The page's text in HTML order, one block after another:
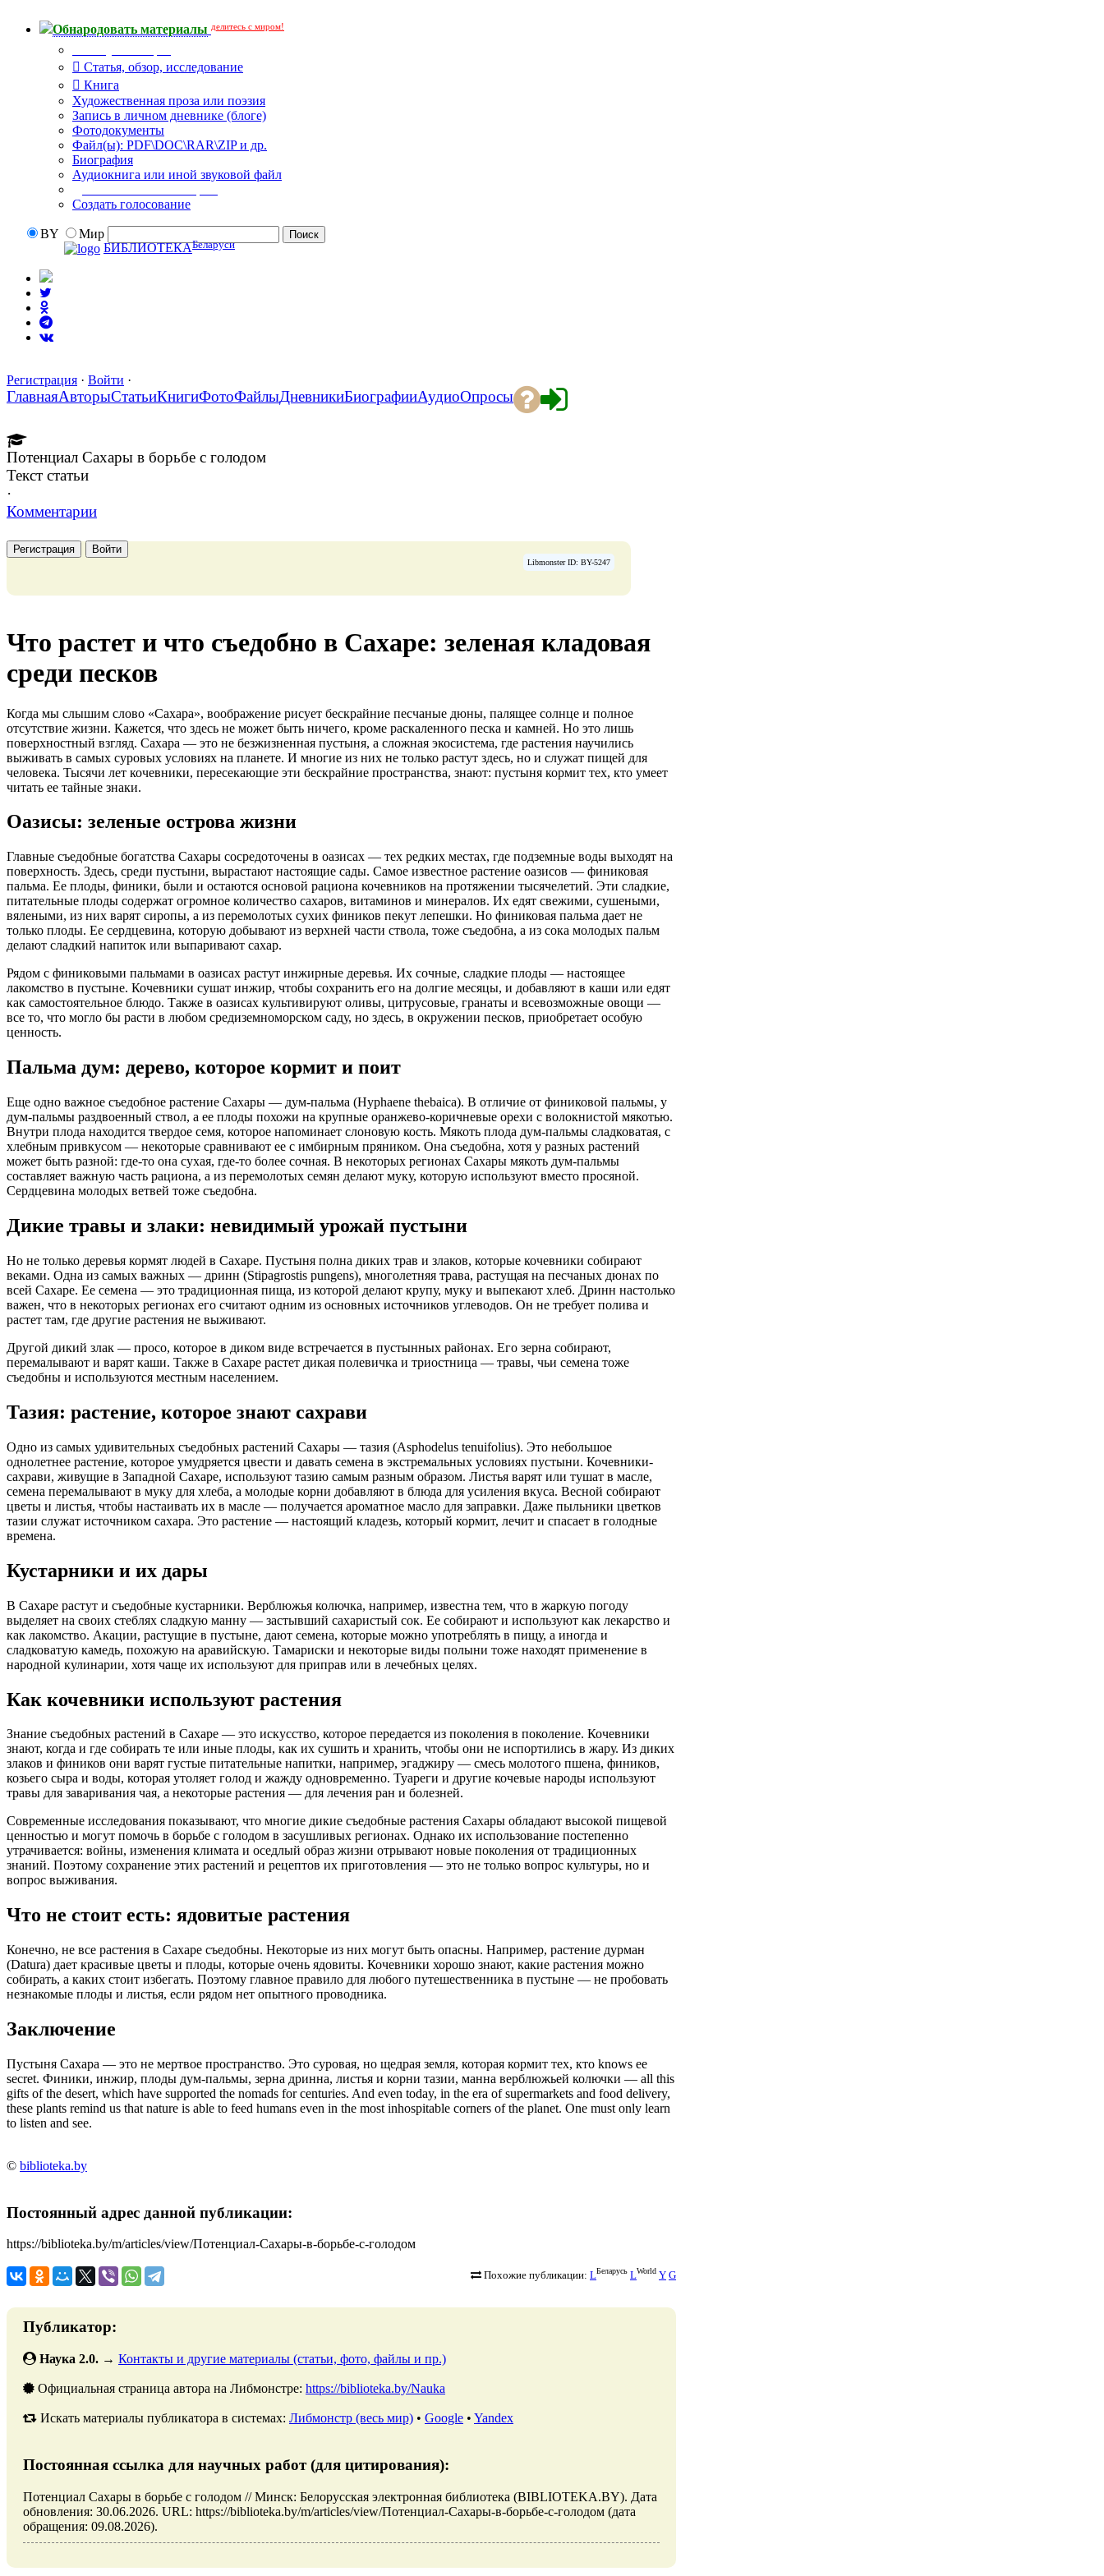
Обнародовать материалы делитесь с миром!
Статья, обзор, исследование
Книга
Художественная проза или поэзия
Запись в личном дневнике (блоге)
Фотодокументы
Файл(ы): PDF\DOC\RAR\ZIP и др.
Биография
Аудиокнига или иной звуковой файл
Создать голосование
BY
Мир
БИБЛИОТЕКАБеларуси
Регистрация · Войти ·
ГлавнаяАвторыСтатьиКнигиФотоФайлыДневникиБиографииАудиоОпросы
Потенциал Сахары в борьбе с голодом
Текст статьи
·
Комментарии
Регистрация Войти
Libmonster ID: BY-5247
Что растет и что съедобно в Сахаре: зеленая кладовая
среди песков
Когда мы слышим слово «Сахара», воображение рисует бескрайние песчаные дюны, палящее солнце и полное
отсутствие жизни. Кажется, что здесь не может быть ничего, кроме раскаленного песка и камней. Но это лишь
поверхностный взгляд. Сахара — это не безжизненная пустыня, а сложная экосистема, где растения научились
выживать в самых суровых условиях на планете. И многие из них не только растут здесь, но и служат пищей для
человека. Тысячи лет кочевники, пересекающие эти бескрайние пространства, знают: пустыня кормит тех, кто умеет
читать ее тайные знаки.
Оазисы: зеленые острова жизни
Главные съедобные богатства Сахары сосредоточены в оазисах — тех редких местах, где подземные воды выходят на
поверхность. Здесь, среди пустыни, вырастают настоящие сады. Самое известное растение оазисов — финиковая
пальма. Ее плоды, финики, были и остаются основой рациона кочевников на протяжении тысячелетий. Эти сладкие,
питательные плоды содержат огромное количество сахаров, витаминов и минералов. Их едят свежими, сушеными,
вялеными, из них варят сиропы, а из перемолотых сухих фиников пекут лепешки. Но финиковая пальма дает не
только плоды. Ее сердцевина, которую добывают из верхней части ствола, тоже съедобна, а из сока молодых пальм
делают сладкий напиток или выпаривают сахар.
Рядом с финиковыми пальмами в оазисах растут инжирные деревья. Их сочные, сладкие плоды — настоящее
лакомство в пустыне. Кочевники сушат инжир, чтобы сохранить его на долгие месяцы, и добавляют в каши или едят
как самостоятельное блюдо. Также в оазисах культивируют оливы, цитрусовые, гранаты и всевозможные овощи —
все то, что могло бы расти в любом средиземноморском саду, но здесь, в окружении песков, приобретает особую
ценность.
Пальма дум: дерево, которое кормит и поит
Еще одно важное съедобное растение Сахары — дум-пальма (Hyphaene thebaica). В отличие от финиковой пальмы, у
дум-пальмы раздвоенный ствол, а ее плоды похожи на крупные оранжево-коричневые орехи с волокнистой мякотью.
Внутри плода находится твердое семя, которое напоминает слоновую кость. Мякоть плода дум-пальмы сладковатая, с
хлебным привкусом — некоторые сравнивают ее с имбирным пряником. Она съедобна, хотя у разных растений
может быть разной: где-то она сухая, где-то более сочная. В некоторых регионах Сахары мякоть дум-пальмы
составляет важную часть рациона, а из перемолотых семян делают муку, которую используют вместо просяной.
Сердцевина молодых ветвей тоже съедобна.
Дикие травы и злаки: невидимый урожай пустыни
Но не только деревья кормят людей в Сахаре. Пустыня полна диких трав и злаков, которые кочевники собирают
веками. Одна из самых важных — дринн (Stipagrostis pungens), многолетняя трава, растущая на песчаных дюнах по
всей Сахаре. Ее семена — это традиционная пища, из которой делают крупу, муку и выпекают хлеб. Дринн настолько
важен, что в некоторых регионах его считают одним из основных источников углеводов. Он не требует полива и
растет там, где другие растения не выживают.
Другой дикий злак — просо, которое в диком виде встречается в пустынных районах. Его зерна собирают,
перемалывают и варят каши. Также в Сахаре растет дикая полевичка и триостница — травы, чьи семена тоже
съедобны и используются местным населением.
Тазия: растение, которое знают сахрави
Одно из самых удивительных съедобных растений Сахары — тазия (Asphodelus tenuifolius). Это небольшое
однолетнее растение, которое умудряется цвести и давать семена в экстремальных условиях пустыни. Кочевники-
сахрави, живущие в Западной Сахаре, используют тазию самым разным образом. Листья варят или тушат в масле,
семена перемалывают в муку для хлеба, а молодые корни добавляют в блюда для усиления вкуса. Весной собирают
цветы и листья, чтобы настаивать их в масле — получается ароматное масло для заправки. Даже пыльники цветков
тазии служат источником сахара. Это растение — настоящий кладезь, который кормит, лечит и спасает в голодные
времена.
Кустарники и их дары
В Сахаре растут и съедобные кустарники. Верблюжья колючка, например, известна тем, что в жаркую погоду
выделяет на своих стеблях сладкую манну — застывший сахаристый сок. Ее собирают и используют как лекарство и
как лакомство. Акации, растущие в пустыне, дают семена, которые можно употреблять в пищу, а иногда и
сладковатую камедь, похожую на аравийскую. Тамариски и некоторые виды полыни тоже находят применение в
народной кулинарии, хотя чаще их используют для приправ или в лечебных целях.
Как кочевники используют растения
Знание съедобных растений в Сахаре — это искусство, которое передается из поколения в поколение. Кочевники
знают, когда и где собирать те или иные плоды, как их сушить и хранить, чтобы они не испортились в жару. Из диких
злаков и фиников они варят густые питательные напитки, например, эгаджиру — смесь молотого пшена, фиников,
козьего сыра и воды, которая утоляет голод и жажду одновременно. Туареги и другие кочевые народы используют
травы для заваривания чая, а некоторые растения — для лечения ран и болезней.
Современные исследования показывают, что многие дикие съедобные растения Сахары обладают высокой пищевой
ценностью и могут помочь в борьбе с голодом в засушливых регионах. Однако их использование постепенно
утрачивается: войны, изменения климата и оседлый образ жизни отрывают новые поколения от традиционных
знаний. Поэтому сохранение этих растений и рецептов их приготовления — это не только вопрос культуры, но и
вопрос выживания.
Что не стоит есть: ядовитые растения
Конечно, не все растения в Сахаре съедобны. Некоторые из них могут быть опасны. Например, растение дурман
(Datura) дает красивые цветы и плоды, которые очень ядовиты. Кочевники хорошо знают, какие растения можно
собирать, а каких стоит избегать. Поэтому главное правило для любого путешественника в пустыне — не пробовать
незнакомые плоды и листья, если рядом нет опытного проводника.
Заключение
Пустыня Сахара — это не мертвое пространство. Это суровая, но щедрая земля, которая кормит тех, кто knows ее
secret. Финики, инжир, плоды дум-пальмы, зерна дринна, листья и корни тазии, манна верблюжьей колючки — all this
gifts of the desert, which have supported the nomads for centuries. And even today, in the era of supermarkets and food delivery,
these plants remind us that nature is able to feed humans even in the most inhospitable corners of the planet. One must only learn
to listen and see.
© biblioteka.by
Постоянный адрес данной публикации:
https://biblioteka.by/m/articles/view/Потенциал-Сахары-в-борьбе-с-голодом
Похожие публикации: LБеларусь LWorld Y G
Публикатор:
Наука 2.0. → Контакты и другие материалы (статьи, фото, файлы и пр.)
Официальная страница автора на Либмонстре: https://biblioteka.by/Nauka
Искать материалы публикатора в системах: Либмонстр (весь мир) • Google • Yandex
Постоянная ссылка для научных работ (для цитирования):
Потенциал Сахары в борьбе с голодом // Минск: Белорусская электронная библиотека (BIBLIOTEKA.BY). Дата
обновления: 30.06.2026. URL: https://biblioteka.by/m/articles/view/Потенциал-Сахары-в-борьбе-с-голодом (дата
обращения: 09.08.2026).